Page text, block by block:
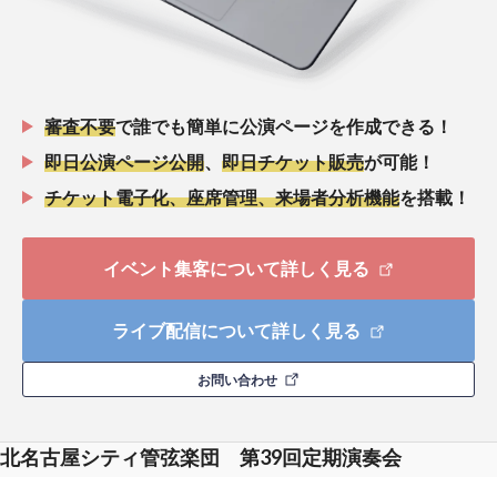
審査不要で誰でも簡単に公演ページを作成できる！
即日公演ページ公開
即日チケット販売が可能！
チケット電子化、座席管理、来場者分析機能を搭載！
イベント集客について詳しく見る
ライブ配信について詳しく見る
お問い合わせ
北名古屋シティ管弦楽団 第39回定期演奏会